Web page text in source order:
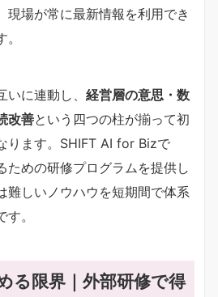
現場が常に最新情報を利用でき
に連動し、 経営層の意思・数
改善という四つの柱が揃って初
ります。SHIFT AI for Bizで
ための研修プログラムを提供し
難しいノウハウを短期間で体系
。
る限界｜外部研修で得